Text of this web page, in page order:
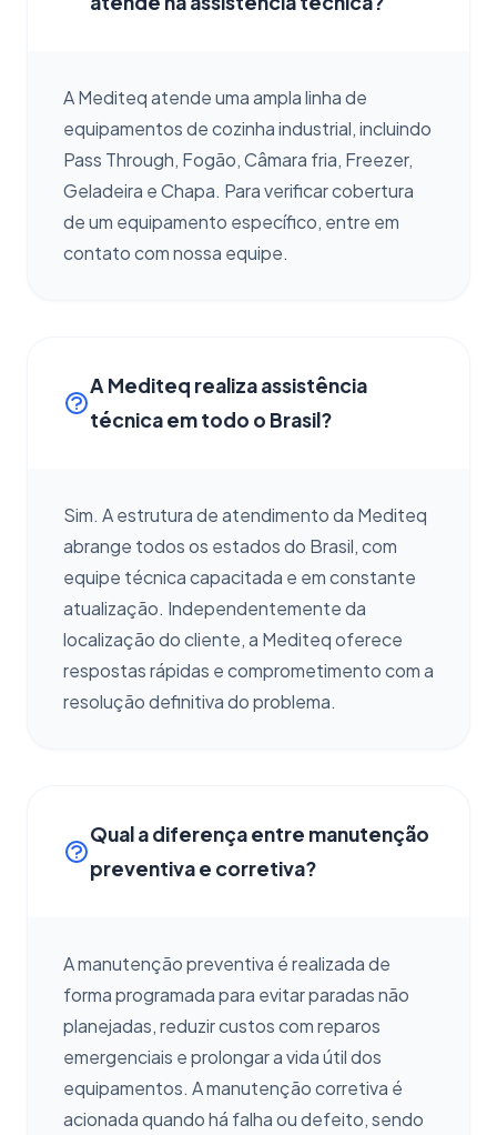
A Mediteq atende uma ampla linha de
equipamentos de cozinha industrial, incluindo
Pass Through, Fogão, Câmara fria, Freezer,
Geladeira e Chapa. Para verificar cobertura
de um equipamento específico, entre em
contato com nossa equipe.
A Mediteq realiza assistência
técnica em todo o Brasil?
Sim. A estrutura de atendimento da Mediteq
abrange todos os estados do Brasil, com
equipe técnica capacitada e em constante
atualização. Independentemente da
localização do cliente, a Mediteq oferece
respostas rápidas e comprometimento com a
resolução definitiva do problema.
Qual a diferença entre manutenção
preventiva e corretiva?
A manutenção preventiva é realizada de
forma programada para evitar paradas não
planejadas, reduzir custos com reparos
emergenciais e prolongar a vida útil dos
equipamentos. A manutenção corretiva é
acionada quando há falha ou defeito, sendo